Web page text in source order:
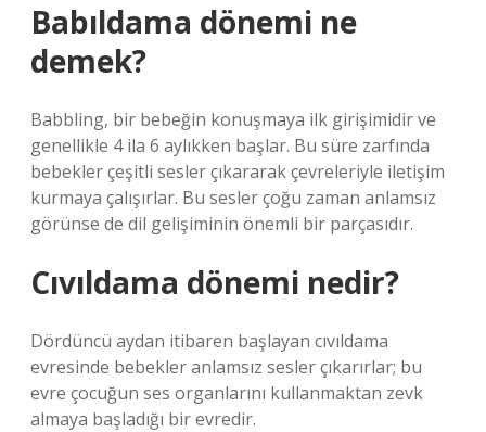
Babıldama dönemi ne
demek?
Babbling, bir bebeğin konuşmaya ilk girişimidir ve
genellikle 4 ila 6 aylıkken başlar. Bu süre zarfında
bebekler çeşitli sesler çıkararak çevreleriyle iletişim
kurmaya çalışırlar. Bu sesler çoğu zaman anlamsız
görünse de dil gelişiminin önemli bir parçasıdır.
Cıvıldama dönemi nedir?
Dördüncü aydan itibaren başlayan cıvıldama
evresinde bebekler anlamsız sesler çıkarırlar; bu
evre çocuğun ses organlarını kullanmaktan zevk
almaya başladığı bir evredir.